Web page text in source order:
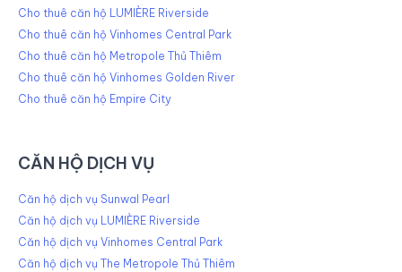
Cho thuê căn hộ LUMIÈRE Riverside
Cho thuê căn hộ Vinhomes Central Park
Cho thuê căn hộ Metropole Thủ Thiêm
Cho thuê căn hộ Vinhomes Golden River
Cho thuê căn hộ Empire City
CĂN HỘ DỊCH VỤ
Căn hộ dịch vụ Sunwal Pearl
Căn hộ dịch vụ LUMIÈRE Riverside
Căn hộ dịch vụ Vinhomes Central Park
Căn hộ dịch vụ The Metropole Thủ Thiêm